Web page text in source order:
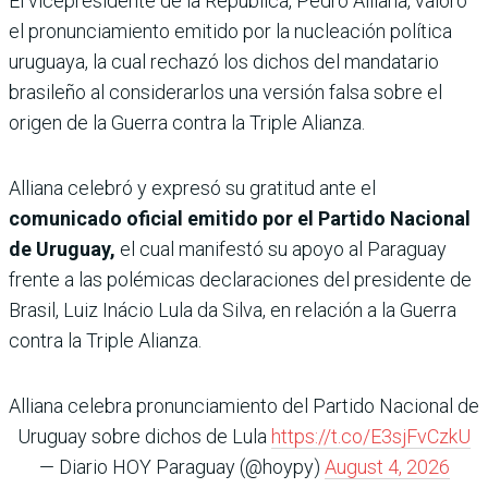
el pronunciamiento emitido por la nucleación política
uruguaya, la cual rechazó los dichos del mandatario
brasileño al considerarlos una versión falsa sobre el
origen de la Guerra contra la Triple Alianza.
Alliana celebró y expresó su gratitud ante el
comunicado oficial emitido por el Partido Nacional
de Uruguay, el cual manifestó su apoyo al Paraguay
frente a las polémicas declaraciones del presidente de
Brasil, Luiz Inácio Lula da Silva, en relación a la Guerra
contra la Triple Alianza.
Alliana celebra pronunciamiento del Partido Nacional de
Uruguay sobre dichos de Lula https://t.co/E3sjFvCzkU
— Diario HOY Paraguay (@hoypy) August 4, 2026